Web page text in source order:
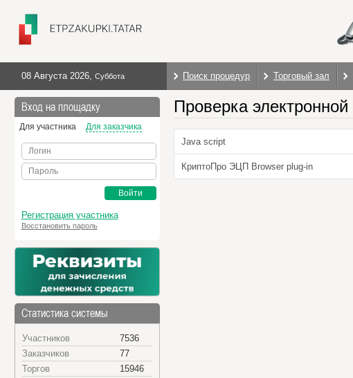
08 Августа 2026, Суббота Поиск процедур Торговый зал
Вход на площадку
Для участника Для заказчика
Логин
Пароль
Войти
Регистрация участника
Восстановить пароль
Статистика системы
Участников
7536
Заказчиков
77
Торгов
15946
Проверка электронной
Java script
КриптоПро ЭЦП Browser plug-in